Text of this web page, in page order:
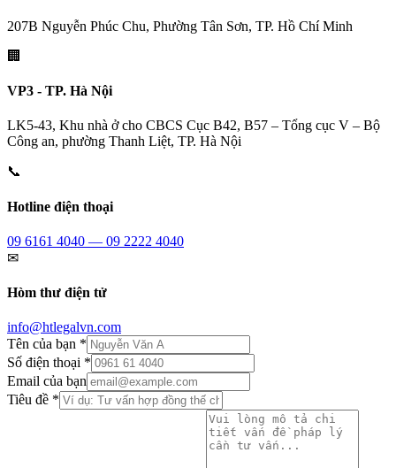
207B Nguyễn Phúc Chu, Phường Tân Sơn, TP. Hồ Chí Minh
🏢
VP3 - TP. Hà Nội
LK5-43, Khu nhà ở cho CBCS Cục B42, B57 – Tổng cục V – Bộ
Công an, phường Thanh Liệt, TP. Hà Nội
📞
Hotline điện thoại
09 6161 4040 — 09 2222 4040
✉
Hòm thư điện tử
info@htlegalvn.com
Tên của bạn *
Số điện thoại *
Email của bạn
Tiêu đề *